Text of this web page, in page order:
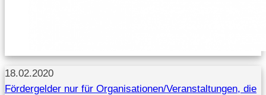
18.02.2020
Fördergelder nur für Organisationen/Veranstaltungen, die